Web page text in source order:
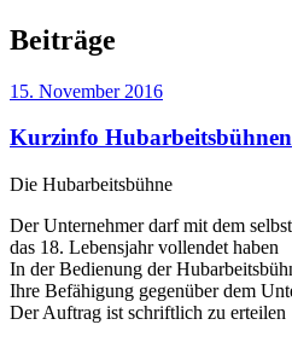
Beiträge
Veröffentlicht
15. November 2016
Kurzinfo Hubarbeitsbühnen
Die Hubarbeitsbühne
Der Unternehmer darf mit dem
das 18. Lebensjahr vollendet haben
In der Bedienung der
Ihre Befähigung gegenüber dem
Der Auftrag ist schriftlich zu erteilen